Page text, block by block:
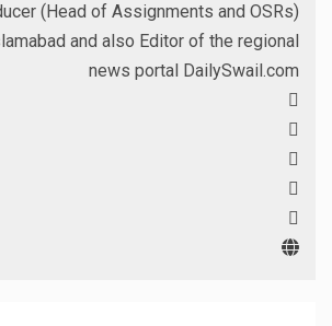
(Head of Assignments and OSRs)
and also Editor of the regional
news portal DailySwail.com